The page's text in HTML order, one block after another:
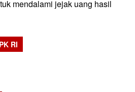
mendalami jejak uang hasil
RI